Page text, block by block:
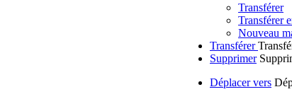
Transférer
Transférer
Nouveau
Transférer
Supprimer
Déplacer vers